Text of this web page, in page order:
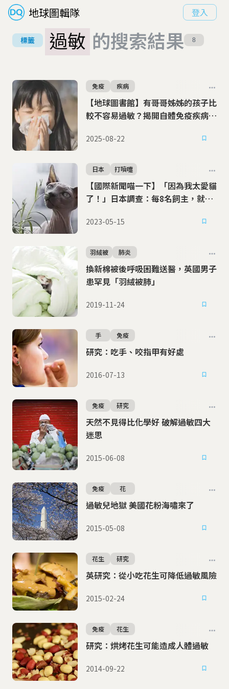
地球圖輯隊 登入
標籤 過敏 的搜索結果 8
【地球圖書館】有哥哥姊姊的孩子比
較不容易過敏？揭開自體免疫疾病的
免疫 疾病
2025-08-22
【國際新聞喵一下】「因為我太愛貓
了！」日本調查：每8名飼主，就有
日本 打噴嚏
2023-05-15
換新棉被後呼吸困難送醫，英國男子
患罕見「羽絨被肺」
羽絨被 肺炎
2019-11-24
研究：吃手、咬指甲有好處
手 免疫
2016-07-13
天然不見得比化學好 破解過敏四大
迷思
免疫 研究
2015-06-08
過敏兒地獄 美國花粉海嘯來了
免疫 花
2015-05-08
英研究：從小吃花生可降低過敏風險
花生 研究
2015-02-24
研究：烘烤花生可能造成人體過敏
免疫 花生
2014-09-22